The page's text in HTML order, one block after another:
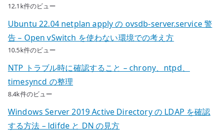
12.1k件のビュー
Ubuntu 22.04 netplan apply の ovsdb-server.service 警
告 – Open vSwitch を使わない環境での考え方
10.5k件のビュー
NTP トラブル時に確認すること – chrony、ntpd、
timesyncd の整理
8.4k件のビュー
Windows Server 2019 Active Directory の LDAP を確認
する方法 – ldifde と DN の見方